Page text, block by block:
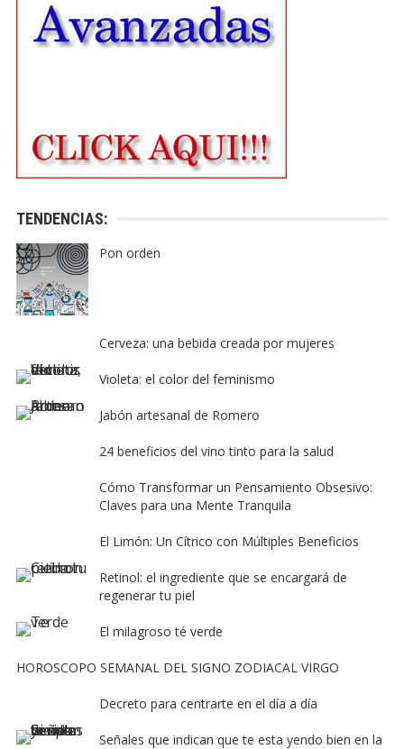
TENDENCIAS:
Pon orden
Cerveza: una bebida creada por mujeres
Violeta: el color del feminismo
Jabón artesanal de Romero
24 beneficios del vino tinto para la salud
Cómo Transformar un Pensamiento Obsesivo:
Claves para una Mente Tranquila
El Limón: Un Cítrico con Múltiples Beneficios
Retinol: el ingrediente que se encargará de
regenerar tu piel
El milagroso té verde
HOROSCOPO SEMANAL DEL SIGNO ZODIACAL VIRGO
Decreto para centrarte en el día a día
Señales que indican que te esta yendo bien en la